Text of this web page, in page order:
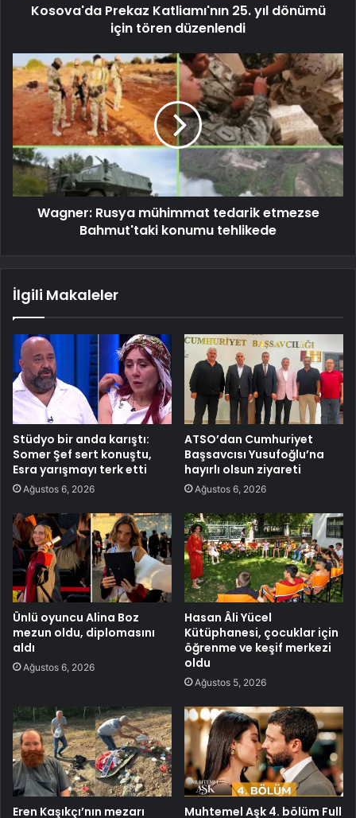
Kosova'da Prekaz Katliamı'nın 25. yıl dönümü
için tören düzenlendi
Wagner: Rusya mühimmat tedarik etmezse
Bahmut'taki konumu tehlikede
İlgili Makaleler
Stüdyo bir anda karıştı:
Somer Şef sert konuştu,
Esra yarışmayı terk etti
Ağustos 6, 2026
ATSO’dan Cumhuriyet
Başsavcısı Yusufoğlu’na
hayırlı olsun ziyareti
Ağustos 6, 2026
Ünlü oyuncu Alina Boz
mezun oldu, diplomasını
aldı
Ağustos 6, 2026
Hasan Âli Yücel
Kütüphanesi, çocuklar için
öğrenme ve keşif merkezi
oldu
Ağustos 5, 2026
Eren Kaşıkçı’nın mezarı Muhtemel Aşk 4. bölüm Full